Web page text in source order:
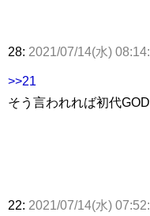
28: 2021/07/14(水)
>>21
そう言われれば初代
22: 2021/07/14(水)